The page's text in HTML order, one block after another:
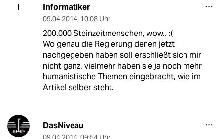
I Informatiker
09.04.2014, 10:08 Uhr
200.000 Steinzeitmenschen, wow.. :(
Wo genau die Regierung denen jetzt
nachgegeben haben soll erschließt sich mir
nicht ganz, vielmehr haben sie ja noch mehr
humanistische Themen eingebracht, wie im
Artikel selber steht.
DasNiveau